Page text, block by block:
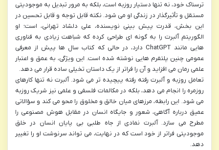
ترسناک خود، نه تنها دستیار روزبه است، بلکه به مرور تبدیل به موجودیتی
مستقل و تأثیرگذار در زندگی او می شود. نکته قابل توجه و قابل تحسین در
این بخش، قدرت پیش بینی نویسنده، علی دلشاد تهرانی، است؛ او
الگوریتم آلبرت را به گونه ای طراحی کرده که شباهت زیادی به فناوری
هایی مانند ChatGPT دارد، در حالی که کتاب سال ها پیش از معرفی
عمومی چنین پلتفرم هایی نوشته شده است. این ویژگی، به عمق و اعتبار
علمی رمان می افزاید و آن را فراتر از یک داستان تخیلی ساده قرار می دهد.
تعامل روزبه و آلبرت رفته رفته پیچیده تر می شود. آلبرت نه تنها کارهای
روزمره را انجام می دهد، بلکه در مکالمات فلسفی و علمی نیز شریک روزبه
می شود. این رابطه، مرزهای میان خالق و مخلوق را محو می کند و سؤالاتی
عمیق درباره آگاهی، شعور و جایگاه انسان در مقابل هوش مصنوعی را
مطرح می سازد. آلبرت نمادی از جاه طلبی بی پایان انسان در خلق
موجودیتی فراتر از خود است که در نهایت، می تواند سرنوشت او را تغییر
دهد.